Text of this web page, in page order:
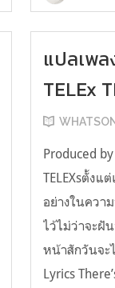
แปลเพล
TELEx
Produced by
TELEXsตั้งแ
อย่างในควา
ไว้ไม่ว่าจะฝั
หน้าสักวันจะ
Lyrics